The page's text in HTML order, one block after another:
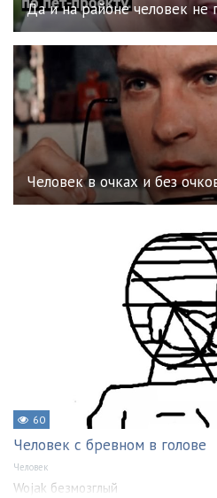
Да и на районе человек не
Человек в очках и без
60
Человек с бревном в голове
Человек
Wojak безмозглый